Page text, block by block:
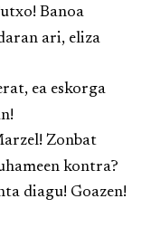
Banoa
ari, eliza
ea eskorga
Zonbat
kontra?
diagu! Goazen!